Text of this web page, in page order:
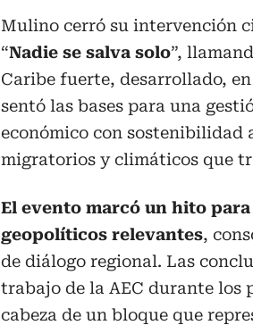
Mulino cerró su intervención
“Nadie se salva solo”,
Caribe fuerte, desarrollado,
sentó las bases para una
económico con
migratorios y climáticos que
El evento marcó un hito
geopolíticos relevantes,
de diálogo regional. Las
trabajo de la AEC durante los
cabeza de un bloque que